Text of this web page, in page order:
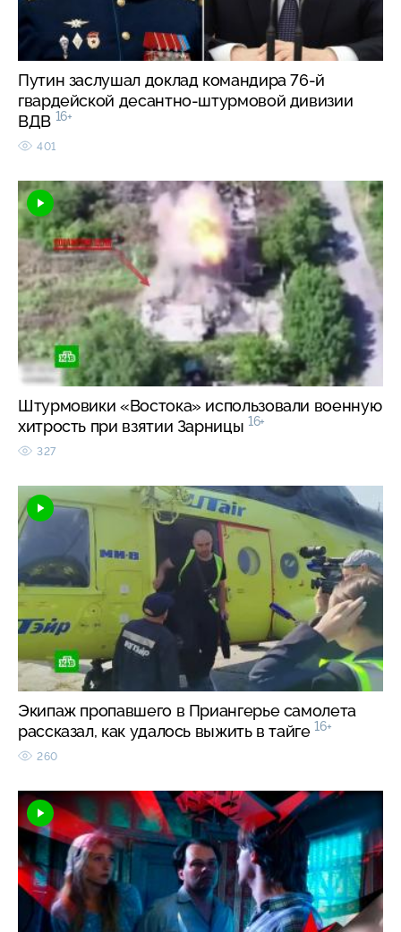
Путин заслушал доклад командира 76-й
гвардейской десантно-штурмовой дивизии
ВДВ 16+
401
Штурмовики «Востока» использовали военную
хитрость при взятии Зарницы 16+
327
Экипаж пропавшего в Приангерье самолета
рассказал, как удалось выжить в тайге 16+
260